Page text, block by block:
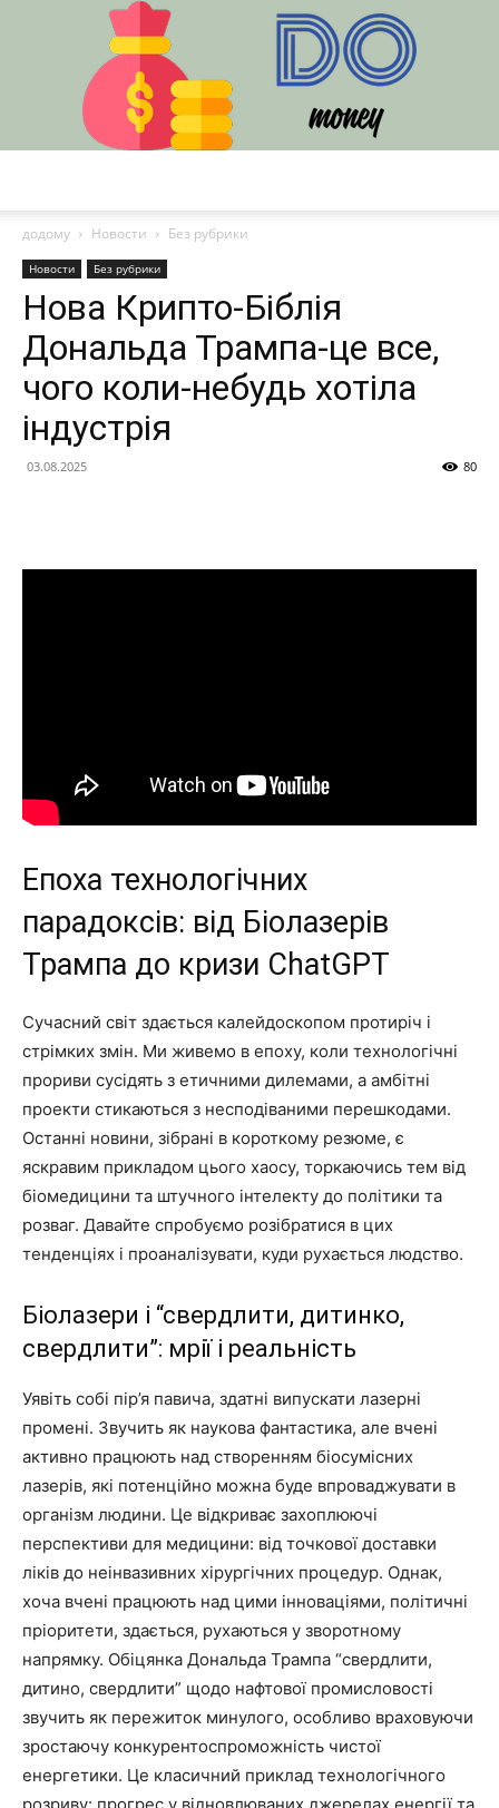
додому
Новости Без рубрики
Новости Без рубрики
Нова Крипто-Біблія
Дональда Трампа-це все,
чого коли-небудь хотіла
індустрія
03.08.2025 80
Епоха технологічних
парадоксів: від Біолазерів
Трампа до кризи ChatGPT
Сучасний світ здається калейдоскопом протиріч і
стрімких змін. Ми живемо в епоху, коли технологічні
прориви сусідять з етичними дилемами, а амбітні
проекти стикаються з несподіваними перешкодами.
Останні новини, зібрані в короткому резюме, є
яскравим прикладом цього хаосу, торкаючись тем від
біомедицини та штучного інтелекту до політики та
розваг. Давайте спробуємо розібратися в цих
тенденціях і проаналізувати, куди рухається людство.
Біолазери і “свердлити, дитинко,
свердлити”: мрії і реальність
Уявіть собі пір’я павича, здатні випускати лазерні
промені. Звучить як наукова фантастика, але вчені
активно працюють над створенням біосумісних
лазерів, які потенційно можна буде впроваджувати в
організм людини. Це відкриває захоплюючі
перспективи для медицини: від точкової доставки
ліків до неінвазивних хірургічних процедур. Однак,
хоча вчені працюють над цими інноваціями, політичні
пріоритети, здається, рухаються у зворотному
напрямку. Обіцянка Дональда Трампа “свердлити,
дитино, свердлити” щодо нафтової промисловості
звучить як пережиток минулого, особливо враховуючи
зростаючу конкурентоспроможність чистої
енергетики. Це класичний приклад технологічного